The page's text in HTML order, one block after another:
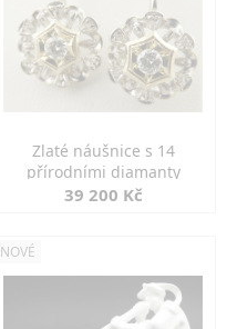
Zlaté náušnice s 14
přírodními diamanty
39 200 Kč
NOVÉ